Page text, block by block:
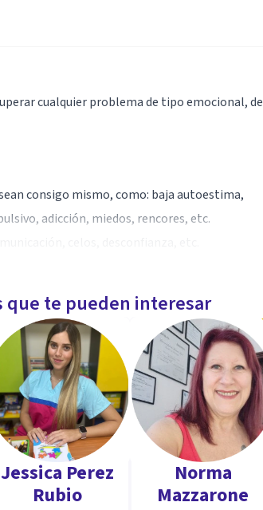
cualquier problema de tipo emocional, de
consigo mismo, como: baja autoestima,
adicción, miedos, rencores, etc.
que te pueden interesar
Jessica Perez
Rubio
Norma
Mazzarone